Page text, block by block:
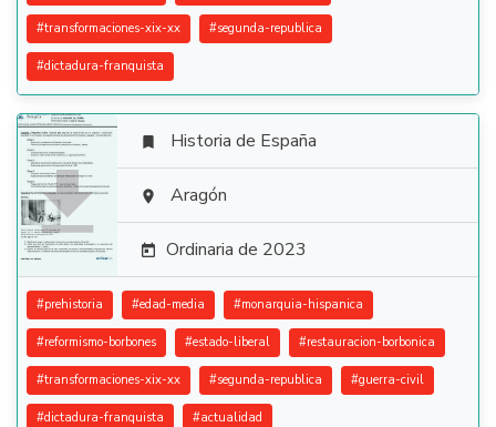
#transformaciones-xix-xx #segunda-republica
#dictadura-franquista

 Historia de España
 Aragón
 Ordinaria de 2023
#prehistoria #edad-media #monarquia-hispanica
#reformismo-borbones #estado-liberal #restauracion-borbonica
#transformaciones-xix-xx #segunda-republica #guerra-civil
#dictadura-franquista #actualidad